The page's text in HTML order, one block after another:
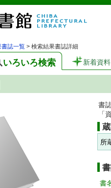
書誌一覧 > 検索結果書誌詳細
いろいろ検索 新着資料
書
「
所
書